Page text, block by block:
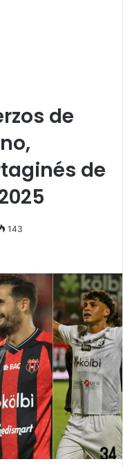
de
de
143